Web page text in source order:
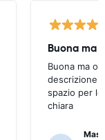
Buona ma
Buona ma
descrizione
spazio per
chiara